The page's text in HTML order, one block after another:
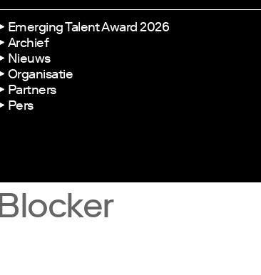
Emerging Talent Award 2026
Archief
Nieuws
Organisatie
Partners
Pers